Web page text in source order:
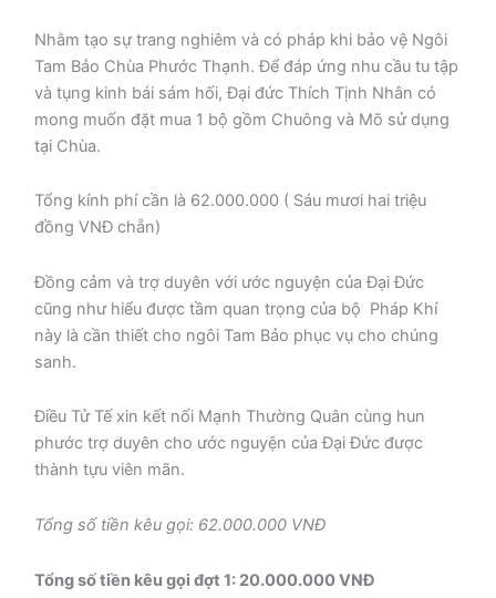
Nhằm tạo sự trang nghiêm và có pháp khi bảo vệ Ngôi
Tam Bảo Chùa Phước Thạnh. Để đáp ứng nhu cầu tu tập
và tụng kinh bái sám hối, Đại đức Thích Tịnh Nhân có
mong muốn đặt mua 1 bộ gồm Chuông và Mõ sử dụng
tại Chùa.
Tổng kính phí cần là 62.000.000 ( Sáu mươi hai triệu
đồng VNĐ chẵn)
Đồng cảm và trợ duyên với ước nguyện của Đại Đức
cũng như hiểu được tầm quan trọng của bộ Pháp Khí
này là cần thiết cho ngôi Tam Bảo phục vụ cho chúng
sanh.
Điều Tử Tế xin kết nối Mạnh Thường Quân cùng hun
phước trợ duyên cho ước nguyện của Đại Đức được
thành tựu viên mãn.
Tổng số tiền kêu gọi: 62.000.000 VNĐ
Tổng số tiền kêu gọi đợt 1: 20.000.000 VNĐ